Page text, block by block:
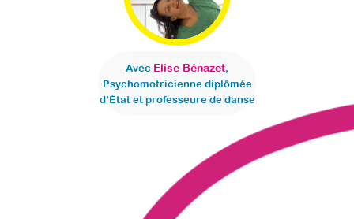
Avec Elise Bénazet,
Psychomotricienne diplômée
d’État et professeure de danse